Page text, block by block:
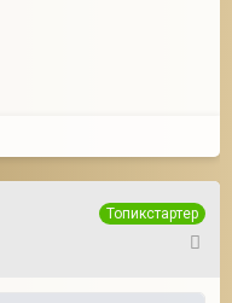
Топикстартер